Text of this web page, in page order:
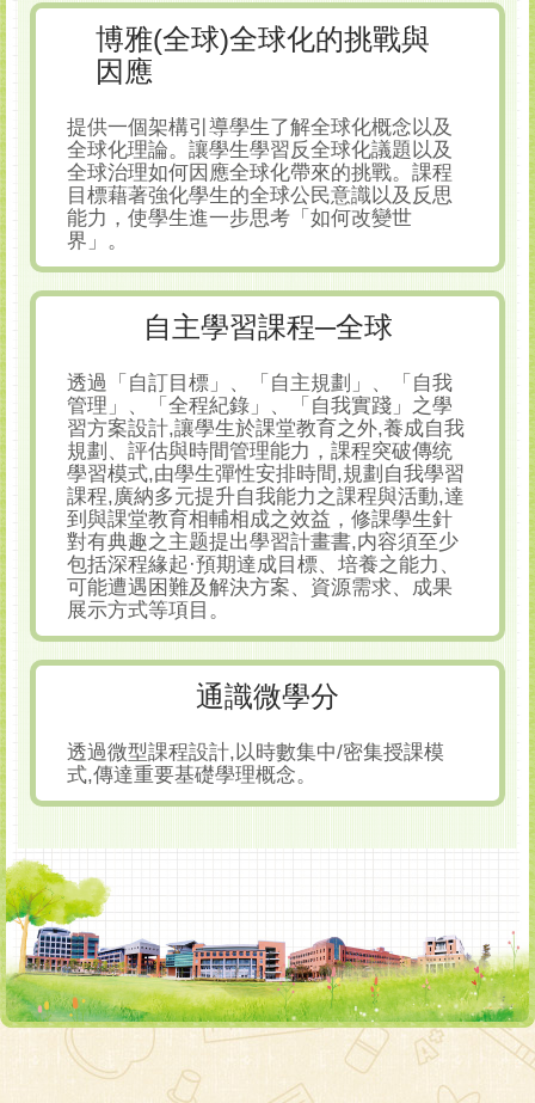
博雅(全球)全球化的挑戰與
因應
提供一個架構引導學生了解全球化概念以及
全球化理論。讓學生學習反全球化議題以及
全球治理如何因應全球化帶來的挑戰。課程
目標藉著強化學生的全球公民意識以及反思
能力，使學生進一步思考「如何改變世
界」。
自主學習課程─全球
透過「自訂目標」、「自主規劃」、「自我
管理」、「全程紀錄」、「自我實踐」之學
習方案設計,讓學生於課堂教育之外,養成自我
規劃、評估與時間管理能力，課程突破傳统
學習模式,由學生彈性安排時間,規劃自我學習
課程,廣納多元提升自我能力之課程與活動,達
到與課堂教育相輔相成之效益，修課學生針
對有典趣之主题提出學習計畫書,内容須至少
包括深程緣起·預期達成目標、培養之能力、
可能遭遇困難及解決方案、資源需求、成果
展示方式等項目。
通識微學分
透過微型課程設計,以時數集中/密集授課模
式,傳達重要基礎學理概念。